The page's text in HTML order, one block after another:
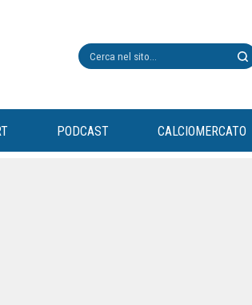
PODCAST CALCIOMERCATO